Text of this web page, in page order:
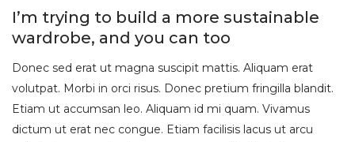
I’m trying to build a more sustainable
wardrobe, and you can too
Donec sed erat ut magna suscipit mattis. Aliquam erat
volutpat. Morbi in orci risus. Donec pretium fringilla blandit.
Etiam ut accumsan leo. Aliquam id mi quam. Vivamus
dictum ut erat nec congue. Etiam facilisis lacus ut arcu